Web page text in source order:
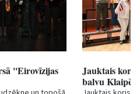
''Eirovīzijas
Jauktais koris
balvu